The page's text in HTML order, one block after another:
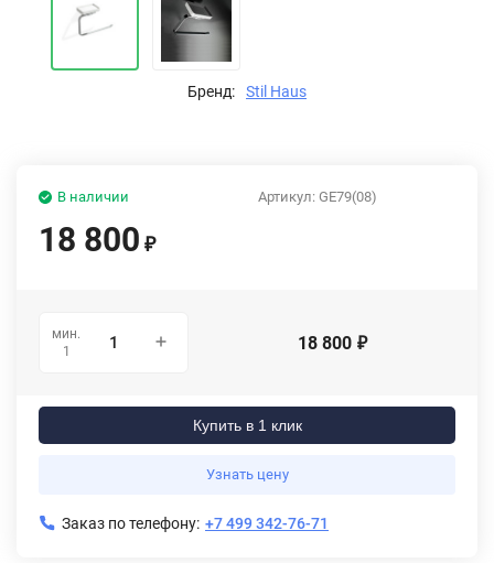
Бренд: Stil Haus
Артикул: GE79(08)
В наличии
18 800 ₽
мин.
1
18 800 ₽
Купить в 1 клик
Узнать цену
Заказ по телефону: +7 499 342-76-71